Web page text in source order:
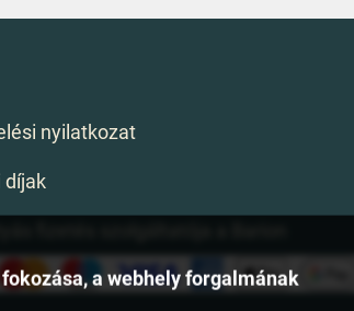
nyilatkozat
díjak
a webhely forgalmának